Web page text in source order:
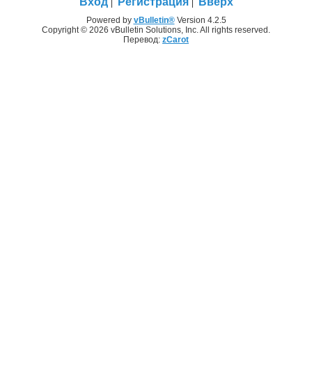
Powered by vBulletin®Version 4.2.5
Copyright © 2026 vBulletin Solutions, Inc. All rights reserved.
Перевод: zCarot